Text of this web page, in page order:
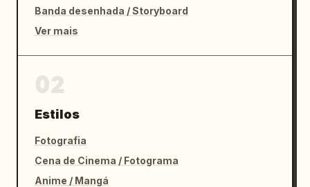
Banda desenhada / Storyboard
Ver mais
Estilos
Fotografia
Cena de Cinema / Fotograma
Anime / Mangá